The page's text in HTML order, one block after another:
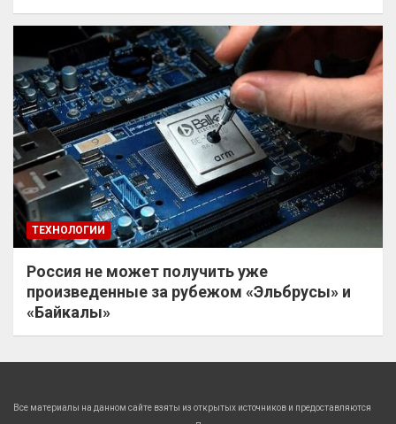
ТЕХНОЛОГИИ
Россия не может получить уже
произведенные за рубежом «Эльбрусы» и
«Байкалы»
Все материалы на данном сайте взяты из открытых источников и предоставляются